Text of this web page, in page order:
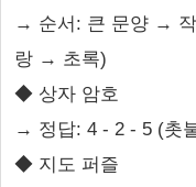
→ 순서: 큰 문양 →
랑 → 초록)
◆ 상자 암호
→ 정답: 4 - 2 - 5 (촛
◆ 지도 퍼즐